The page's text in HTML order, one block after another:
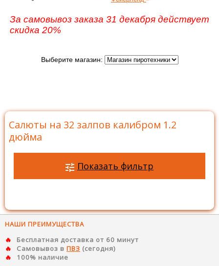
За самовывоз заказа 31 декабря действует
скидка 20%
Выберите магазин:
Салюты на 32 залпов калибром 1.2
дюйма
Показать фильтр
НАШИ ПРЕИМУЩЕСТВА
Бесплатная доставка от 60 минут
Самовывоз в ПВЗ (сегодня)
100% наличие